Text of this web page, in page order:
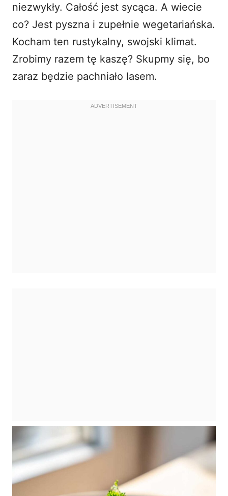
niezwykły. Całość jest sycąca. A wiecie
co? Jest pyszna i zupełnie wegetariańska.
Kocham ten rustykalny, swojski klimat.
Zrobimy razem tę kaszę? Skupmy się, bo
zaraz będzie pachniało lasem.